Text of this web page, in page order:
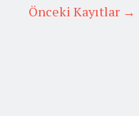
Önceki Kayıtlar →